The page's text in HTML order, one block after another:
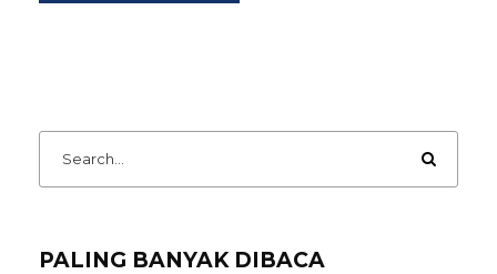
PALING BANYAK DIBACA